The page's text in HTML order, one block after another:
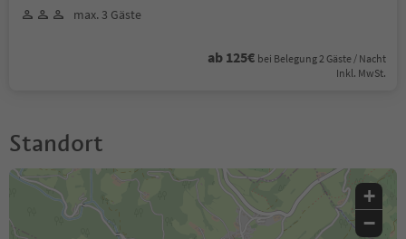
max. 3 Gäste
ab 125€ bei Belegung 2 Gäste / Nacht
Inkl. MwSt.
Standort
+
−